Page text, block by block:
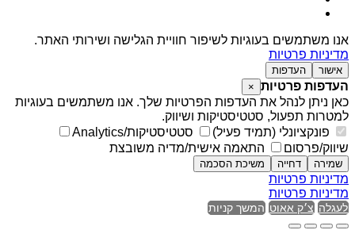
אנו משתמשים בעוגיות לשיפור חוויית הגלישה ושירותי האתר.
מדיניות פרטיות
אישור העדפות
העדפות פרטיות ×
כאן ניתן לנהל את העדפות הפרטיות שלך. אנו משתמשים בעוגיות
למטרות תפעול, סטטיסטיקות ושיווק.
פונקציונלי (תמיד פעיל)
סטטיסטיקות/Analytics
שיווק/פרסום
התאמה אישית/מדיה משובצת
שמירה דחייה משיכת הסכמה
מדיניות פרטיות
מדיניות פרטיות
לעגלה צ׳ק אאוט המשך קניות